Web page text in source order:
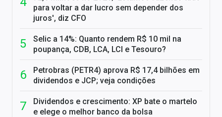
para voltar a dar lucro sem depender dos
juros', diz CFO
Selic a 14%: Quanto rendem R$ 10 mil na
poupança, CDB, LCA, LCI e Tesouro?
Petrobras (PETR4) aprova R$ 17,4 bilhões em
dividendos e JCP; veja condições
Dividendos e crescimento: XP bate o martelo
e elege o melhor banco da bolsa